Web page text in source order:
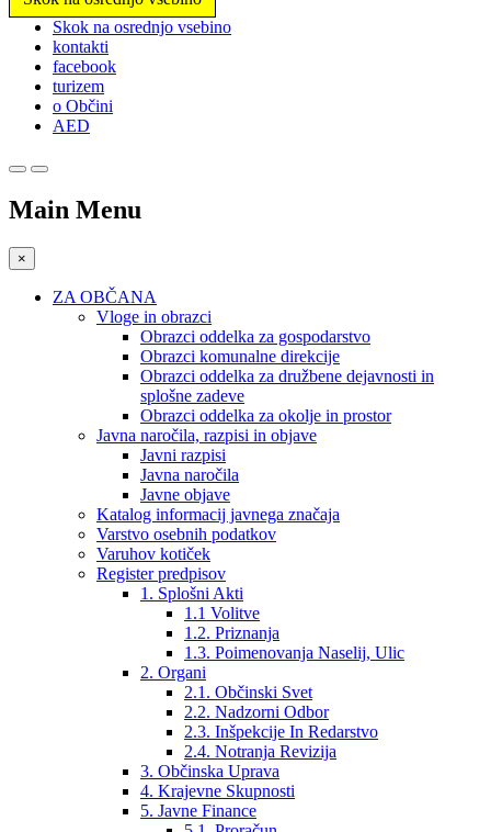
Prosimo,
upoštevajte:
spletno
mesto
vključuje
sistem
Skok na osrednjo vsebino
kontakti
facebook
turizem
o Občini
AED
Main Menu
×
ZA OBČANA
Vloge in obrazci
Obrazci oddelka za gospodarstvo
Obrazci komunalne direkcije
Obrazci oddelka za družbene dejavnosti in
splošne zadeve
Obrazci oddelka za okolje in prostor
Javna naročila, razpisi in objave
Javni razpisi
Javna naročila
Javne objave
Katalog informacij javnega značaja
Varstvo osebnih podatkov
Varuhov kotiček
Register predpisov
1. Splošni Akti
1.1 Volitve
1.2. Priznanja
1.3. Poimenovanja Naselij, Ulic
2. Organi
2.1. Občinski Svet
2.2. Nadzorni Odbor
2.3. Inšpekcije In Redarstvo
2.4. Notranja Revizija
3. Občinska Uprava
4. Krajevne Skupnosti
5. Javne Finance